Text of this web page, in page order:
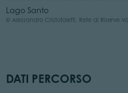
Lago Santo
© Alessandro Cristofoletti, Rete di Riserve
DATI PERCORSO